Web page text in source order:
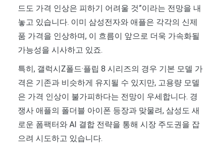
드도 가격 인상은 피하기 어려울 것”이라는 전망을 내
놓고 있습니다. 이미 삼성전자와 애플은 각각의 신제
품 가격을 인상하며, 이 흐름이 앞으로 더욱 가속화될
가능성을 시사하고 있죠.
특히, 갤럭시Z폴드·플립 8 시리즈의 경우 기본 모델 가
격은 기존과 비슷하게 유지될 수 있지만, 고용량 모델
은 가격 인상이 불가피하다는 전망이 우세합니다. 경
쟁사 애플의 폴더블 아이폰 등장과 맞물려, 삼성도 새
로운 폼팩터와 AI 결합 전략을 통해 시장 주도권을 잡
으려 시도하고 있습니다.